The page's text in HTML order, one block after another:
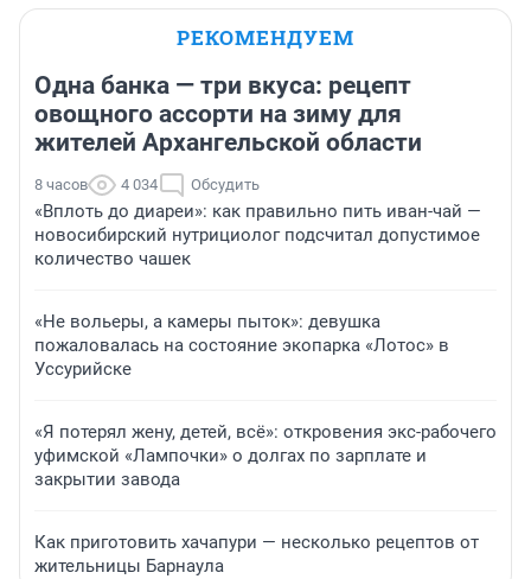
РЕКОМЕНДУЕМ
Одна банка — три вкуса: рецепт
овощного ассорти на зиму для
жителей Архангельской области
8 часов 4 034 Обсудить
«Вплоть до диареи»: как правильно пить иван-чай —
новосибирский нутрициолог подсчитал допустимое
количество чашек
«Не вольеры, а камеры пыток»: девушка
пожаловалась на состояние экопарка «Лотос» в
Уссурийске
«Я потерял жену, детей, всё»: откровения экс-рабочего
уфимской «Лампочки» о долгах по зарплате и
закрытии завода
Как приготовить хачапури — несколько рецептов от
жительницы Барнаула